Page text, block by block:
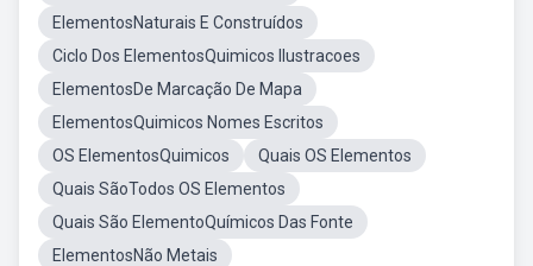
ElementosNaturais E Construídos
Ciclo Dos ElementosQuimicos Ilustracoes
ElementosDe Marcação De Mapa
ElementosQuimicos Nomes Escritos
OS ElementosQuimicos
Quais OS Elementos
Quais SãoTodos OS Elementos
Quais São ElementoQuímicos Das Fonte
ElementosNão Metais